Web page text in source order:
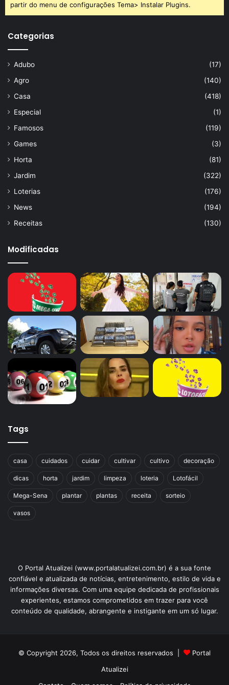
partir do menu de configurações Tema> Instalar Plugins.
Categorias
Adubo
(17)
Agro
(140)
Casa
(418)
Especial
(1)
Famosos
(119)
Games
(3)
Horta
(81)
Jardim
(322)
Loterias
(176)
News
(194)
Receitas
(130)
Modificadas
Tags
casa cuidados cuidar cultivar cultivo decoração
dicas horta jardim limpeza loteria Lotofácil
Mega-Sena plantar plantas receita sorteio
vasos
O Portal Atualizei (www.portalatualizei.com.br) é a sua fonte
confiável e atualizada de notícias, entretenimento, estilo de vida e
informações diversas. Com uma equipe dedicada de profissionais
experientes, estamos comprometidos em trazer para você
conteúdo de qualidade, abrangente e instigante em um só lugar.
© Copyright 2026, Todos os direitos reservados |
Portal
Atualizei